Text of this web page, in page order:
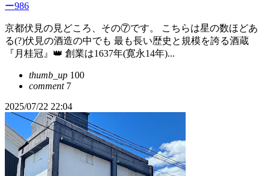
ー986
京都伏見の見どころ、その⑦です。 こちらは星の数ほどあ
る(?)伏見の酒造の中でも 最も長い歴史と規模を誇る酒蔵
『月桂冠』👑 創業は1637年(寛永14年)...
thumb_up 100
comment7
2025/07/22 22:04